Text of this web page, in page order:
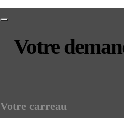
Votre
Votre carreau